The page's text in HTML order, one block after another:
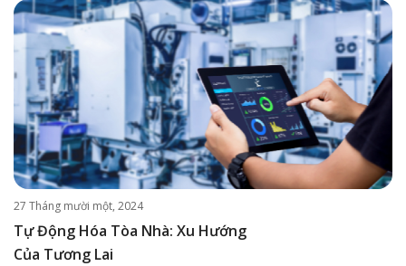
27 Tháng mười một, 2024
Tự Động Hóa Tòa Nhà: Xu Hướng
Của Tương Lai